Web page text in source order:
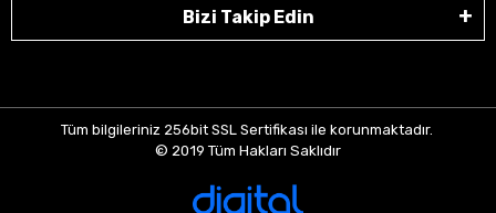
Bizi Takip Edin
Tüm bilgileriniz 256bit SSL Sertifikası ile korunmaktadır.
© 2019 Tüm Hakları Saklıdır